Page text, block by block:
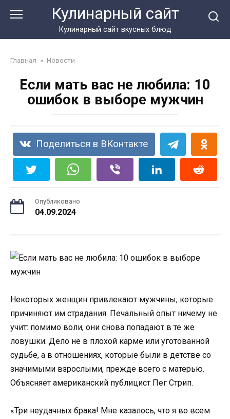
Кулинарный сайт
Кулинарный сайт вкусных блюд
Главная » Новости
Если мать вас не любила: 10
ошибок в выборе мужчин
Поделиться в ВКонтакте
Опубликовано
04.09.2024
Некоторых женщин привлекают мужчины, которые
причиняют им страдания. Печальный опыт ничему не
учит: помимо воли, они снова попадают в те же
ловушки. Дело не в плохой карме или уготованной
судьбе, а в отношениях, которые были в детстве со
значимыми взрослыми, прежде всего с матерью.
Объясняет американский публицист Пег Стрип.
«Три неудачных брака! Мне казалось, что я во всем